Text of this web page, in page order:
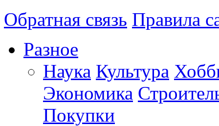
Обратная связь Правила
Разное
Наука Культура
Экономика
Покупки